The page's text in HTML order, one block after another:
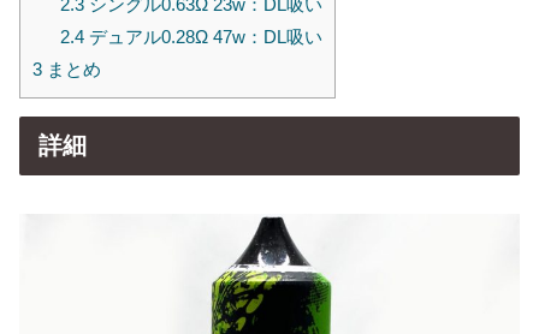
2.3シングル0.63Ω 23w：DL吸い
2.4デュアル0.28Ω 47w：DL吸い
3 まとめ
詳細